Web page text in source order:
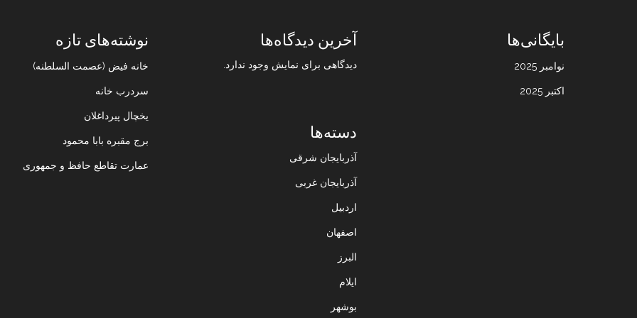
نوشته‌های تازه
خانه فیض (عصمت السلطنه)
سردرب خانه
یخچال پیرداغلان
برج مقبره بابا محمود
عمارت تقاطع حافظ و جمهوری
آخرین دیدگاه‌ها
دیدگاهی برای نمایش وجود ندارد.
بایگانی‌ها
نوامبر 2025
اکتبر 2025
دسته‌ها
آذربایجان شرقی
آذربایجان غربی
اردبیل
اصفهان
البرز
ایلام
بوشهر